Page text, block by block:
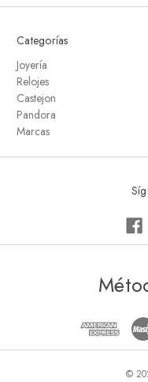
Categorías
Joyería
Relojes
Castejon
Pandora
Marcas
©